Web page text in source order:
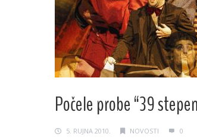
Počele probe “39
5. RUJNA 2010. NOVOSTI 0